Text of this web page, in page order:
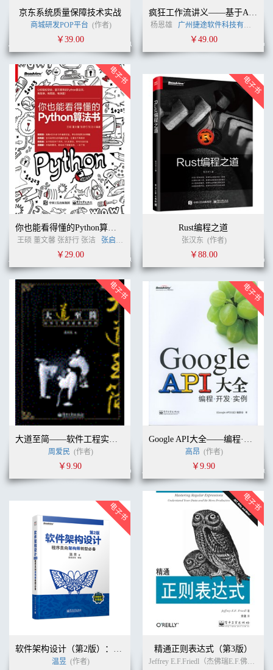
京东系统质量保障技术实战
商城研发POP平台 (作者)
￥39.00
疯狂工作流讲义——基于Activiti的应用开发
杨恩雄 广州捷途软件科技有限公司
￥49.00
你也能看得懂的Python算法书
王硕 董文馨 张舒行 张洁 张启玉
￥29.00
Rust编程之道
张汉东 (作者)
￥88.00
大道至简——软件工程实践者的思想
周爱民 (作者)
￥9.90
Google API大全——编程·开发·实例
高昂 (作者)
￥9.90
软件架构设计（第2版）：程序员向架构师转型必备
温昱 (作者)
精通正则表达式（第3版）
Jeffrey E.F.Friedl（杰佛瑞E.F.佛瑞德） (作者)